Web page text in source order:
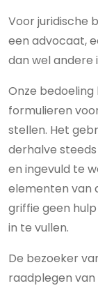
Voor juridische
een advocaat,
dan wel andere
Onze
formulieren
stellen. Het
derhalve
en ingevuld te
elementen van
griffie geen
in te vullen.
De bezoeker
raadplegen